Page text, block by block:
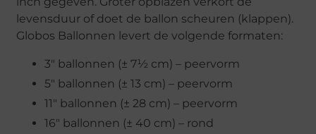
levensduur of doet de ballon scheuren (klappen).
Globos Ballonnen levert de volgende formaten:
3″ ballonnen (± 7½ cm) – peervorm
5″ ballonnen (± 13 cm) – peervorm
11″ ballonnen (± 28 cm) – peervorm
16″ ballonnen (± 40 cm) – rond